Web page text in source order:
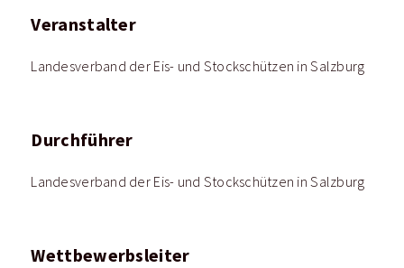
Veranstalter
Landesverband der Eis- und Stockschützen in Salzburg
Durchführer
Landesverband der Eis- und Stockschützen in Salzburg
Wettbewerbsleiter